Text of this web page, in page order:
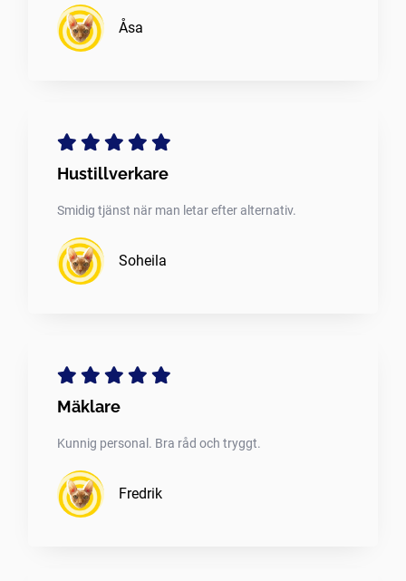
Åsa
Hustillverkare
Smidig tjänst när man letar efter alternativ.
Soheila
Mäklare
Kunnig personal. Bra råd och tryggt.
Fredrik